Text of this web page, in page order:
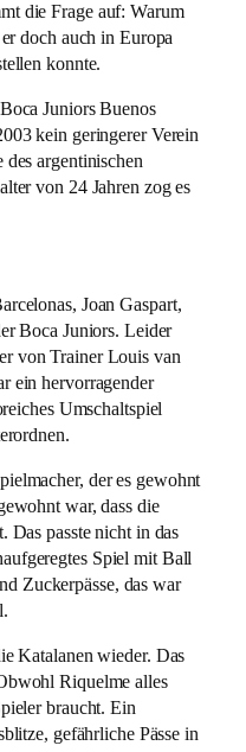
die Frage auf: Warum
doch auch in Europa
konnte.
Juniors Buenos
kein geringerer Verein
argentinischen
von 24 Jahren zog es
Joan Gaspart,
Boca Juniors. Leider
von Trainer Louis van
ein hervorragender
Umschaltspiel
der es gewohnt
war, dass die
Das passte nicht in das
Spiel mit Ball
Zuckerpässe, das war
Katalanen wieder. Das
Riquelme alles
braucht. Ein
gefährliche Pässe in